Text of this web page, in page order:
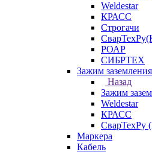
Weldestar
КРАСС
Строгачи
РОАР
СИБРТЕХ
Зажим заземления
Назад
Зажим
Weldestar
КРАСС
СварТехРу
Маркера
Кабель